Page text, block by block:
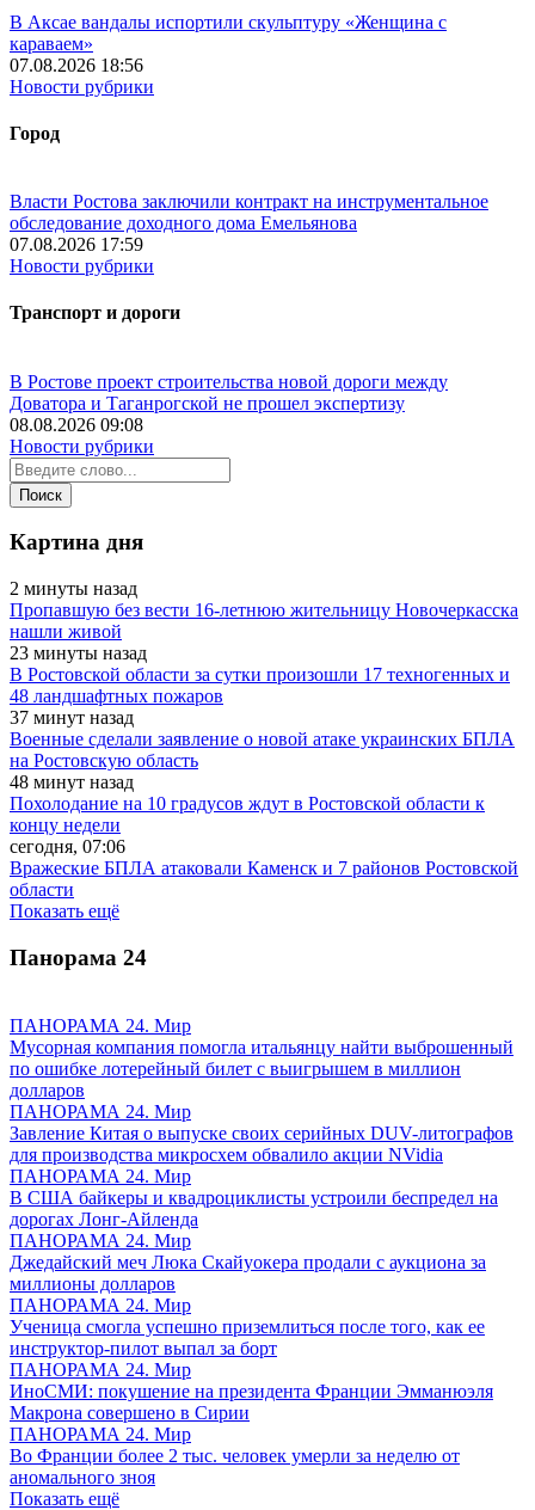
В Аксае вандалы испортили скульптуру «Женщина с
караваем»
07.08.2026 18:56
Новости рубрики
Город
Власти Ростова заключили контракт на инструментальное
обследование доходного дома Емельянова
07.08.2026 17:59
Новости рубрики
Транспорт и дороги
В Ростове проект строительства новой дороги между
Доватора и Таганрогской не прошел экспертизу
08.08.2026 09:08
Новости рубрики
Картина дня
2 минуты назад
Пропавшую без вести 16-летнюю жительницу Новочеркасска
нашли живой
23 минуты назад
В Ростовской области за сутки произошли 17 техногенных и
48 ландшафтных пожаров
37 минут назад
Военные сделали заявление о новой атаке украинских БПЛА
на Ростовскую область
48 минут назад
Похолодание на 10 градусов ждут в Ростовской области к
концу недели
сегодня, 07:06
Вражеские БПЛА атаковали Каменск и 7 районов Ростовской
области
Показать ещё
Панорама 24
ПАНОРАМА 24. Мир
Мусорная компания помогла итальянцу найти выброшенный
по ошибке лотерейный билет с выигрышем в миллион
долларов
ПАНОРАМА 24. Мир
Завление Китая о выпуске своих серийных DUV-литографов
для производства микросхем обвалило акции NVidia
ПАНОРАМА 24. Мир
В США байкеры и квадроциклисты устроили беспредел на
дорогах Лонг-Айленда
ПАНОРАМА 24. Мир
Джедайский меч Люка Скайуокера продали с аукциона за
миллионы долларов
ПАНОРАМА 24. Мир
Ученица смогла успешно приземлиться после того, как ее
инструктор-пилот выпал за борт
ПАНОРАМА 24. Мир
ИноСМИ: покушение на президента Франции Эмманюэля
Макрона совершено в Сирии
ПАНОРАМА 24. Мир
Во Франции более 2 тыс. человек умерли за неделю от
аномального зноя
Показать ещё